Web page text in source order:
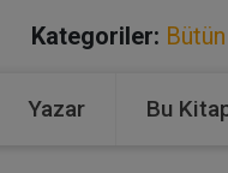
Kategoriler:
Yazar Bu